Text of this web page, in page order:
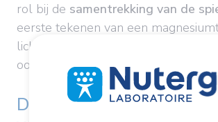
rol bij de samentrekking van de
eerste tekenen van een
lichaam zijn daarom stijve spieren of
oogleden.
De